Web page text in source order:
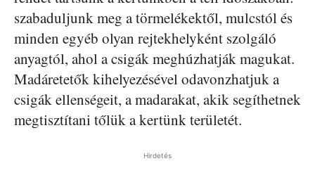
szabaduljunk meg a törmelékektől, mulcstól és
minden egyéb olyan rejtekhelyként szolgáló
anyagtól, ahol a csigák meghúzhatják magukat.
Madáretetők kihelyezésével odavonzhatjuk a
csigák ellenségeit, a madarakat, akik segíthetnek
megtisztítani tőlük a kertünk területét.
Hirdetés